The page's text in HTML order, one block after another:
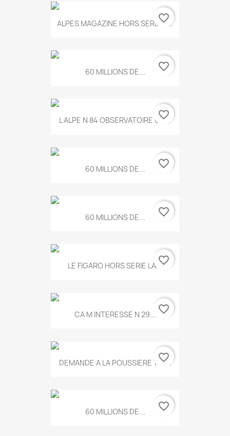
ALPES MAGAZINE HORS SERIE N...
favorite_border
60 MILLIONS DE... favorite_border
L ALPE N 84 OBSERVATOIRE UN...
favorite_border
60 MILLIONS DE... favorite_border
60 MILLIONS DE... favorite_border
LE FIGARO HORS SERIE LA...favorite_border
CA M INTERESSE N 29... favorite_border
DEMANDE A LA POUSSIERE T.778
favorite_border
60 MILLIONS DE... favorite_border